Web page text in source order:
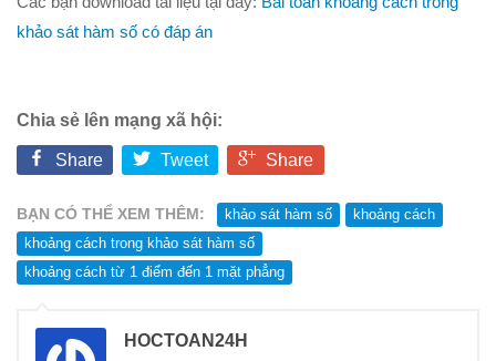
khảo sát hàm số có đáp án
Chia sẻ lên mạng xã hội:
Share Tweet Share
BẠN CÓ THỂ XEM THÊM: khảo sát hàm số
khoảng cách
khoảng cách trong khảo sát hàm số
khoảng cách từ 1 điểm đến 1 mặt phẳng
HOCTOAN24H